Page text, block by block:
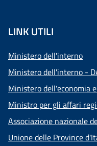
LINK UTILI
Ministero dell'interno
Ministero dell'interno -
Ministero dell'economia
Ministro per gli affari
Associazione nazionale
Unione delle Province